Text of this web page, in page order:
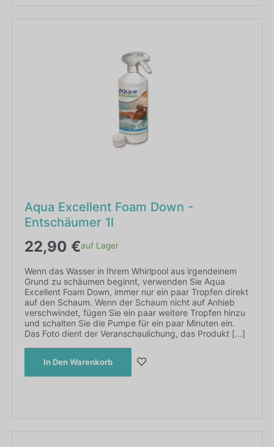
Aqua Excellent Foam Down -
Entschäumer 1l
22,90 €auf Lager
Wenn das Wasser in Ihrem Whirlpool aus irgendeinem
Grund zu schäumen beginnt, verwenden Sie Aqua
Excellent Foam Down, immer nur ein paar Tropfen direkt
auf den Schaum. Wenn der Schaum nicht auf Anhieb
verschwindet, fügen Sie ein paar weitere Tropfen hinzu
und schalten Sie die Pumpe für ein paar Minuten ein.
Das Foto dient der Veranschaulichung, das Produkt [...]
In Den Warenkorb